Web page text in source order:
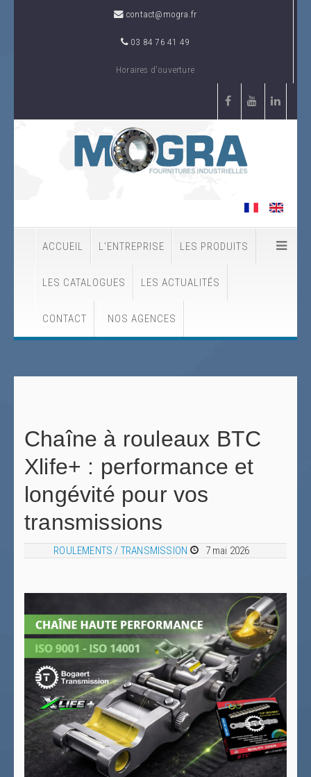
contact@mogra.fr
03 84 76 41 49
Horaires d'ouverture
ACCUEIL L'ENTREPRISE LES PRODUITS
LES CATALOGUES LES ACTUALITÉS
CONTACT NOS AGENCES
Chaîne à rouleaux BTC
Xlife+ : performance et
longévité pour vos
transmissions
ROULEMENTS / TRANSMISSION 7 mai 2026